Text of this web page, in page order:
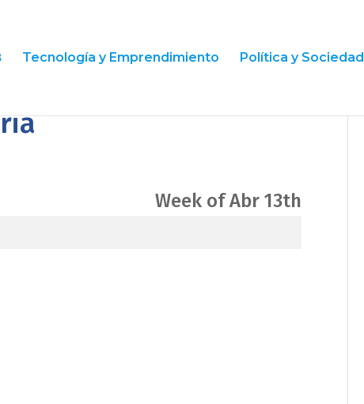
Tecnología y Emprendimiento Política y Sociedad
Week of Abr 13th